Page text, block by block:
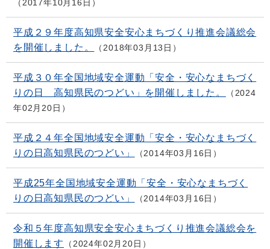
2017年10月16日
平成２９年度高知県安全安心まちづくり推進会議総会
を開催しました。
2018年03月13日
平成３０年全国地域安全運動「安全・安心なまちづく
りの日 高知県民のつどい」を開催しました。
2024
年02月20日
平成２４年全国地域安全運動「安全・安心なまちづく
りの日高知県民のつどい」
2014年03月16日
平成25年全国地域安全運動「安全・安心なまちづく
りの日高知県民のつどい」
2014年03月16日
令和５年度高知県安全安心まちづくり推進会議総会を
開催します
2024年02月20日